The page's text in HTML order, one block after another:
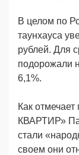
В целом по
таунхауса
рублей. Для
подорожали
6,1%.
Как
КВАРТИР»
стали
своем они